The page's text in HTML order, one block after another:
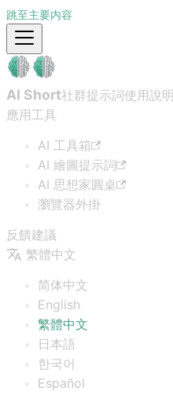
跳至主要内容
AI Short社群提示詞使用說明
應用工具
AI 工具箱
AI 繪圖提示詞
AI 思想家圓桌
瀏覽器外掛
反饋建議
繁體中文
简体中文
English
繁體中文
日本語
한국어
Español